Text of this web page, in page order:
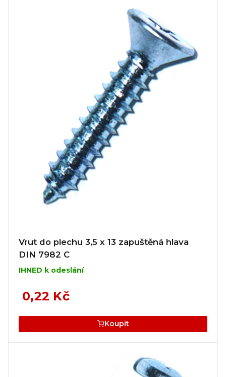
Vrut do plechu 3,5 x 13 zapuštěná hlava
DIN 7982 C
IHNED k odeslání
0,22 Kč
Koupit